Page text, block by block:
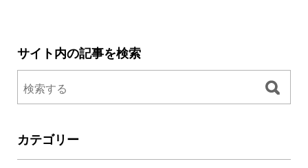
サイト内の記事を検索
カテゴリー